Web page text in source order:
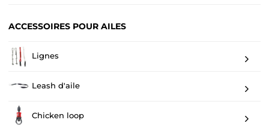
ACCESSOIRES POUR AILES
Lignes
Leash d'aile
Chicken loop